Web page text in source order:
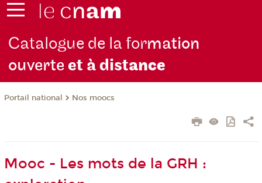
Catalogue de la formation
ouverteet à distance
Portail national Nos moocs
Mooc - Les mots de la GRH :